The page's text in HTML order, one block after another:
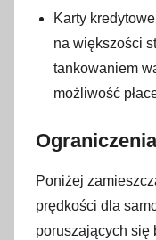
Karty
na większości
tankowaniem
możliwość
Poniżej
prędkości dla
poruszających się